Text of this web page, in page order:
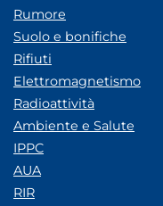
Rumore
Suolo e bonifiche
Rifiuti
Elettromagnetismo
Radioattività
Ambiente e Salute
IPPC
AUA
RIR